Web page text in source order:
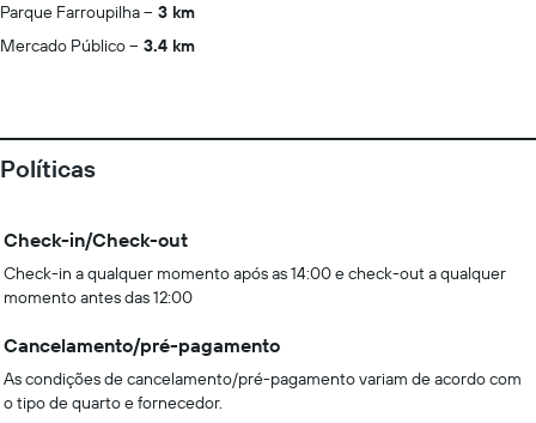
Parque Farroupilha
3 km
Mercado Público
3.4 km
Políticas
Check-in/Check-out
Check-in a qualquer momento após as 14:00 e check-out a qualquer
momento antes das 12:00
Cancelamento/pré-pagamento
As condições de cancelamento/pré-pagamento variam de acordo com
o tipo de quarto e fornecedor.